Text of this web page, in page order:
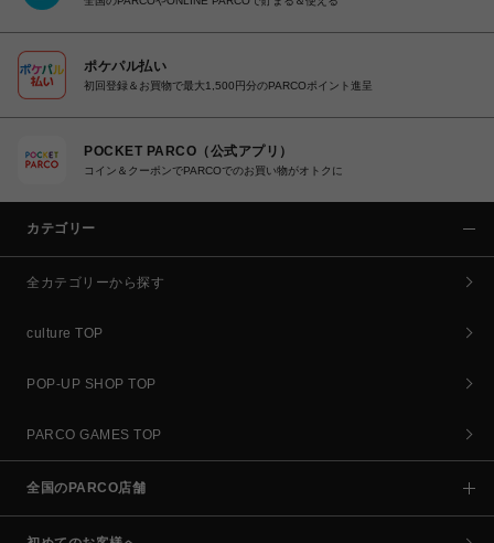
ポケパル払い
初回登録＆お買物で最大1,500円分のPARCOポイント進呈
POCKET PARCO（公式アプリ）
コイン＆クーポンでPARCOでのお買い物がオトクに
カテゴリー
全カテゴリーから探す
culture TOP
POP-UP SHOP TOP
PARCO GAMES TOP
全国のPARCO店舗